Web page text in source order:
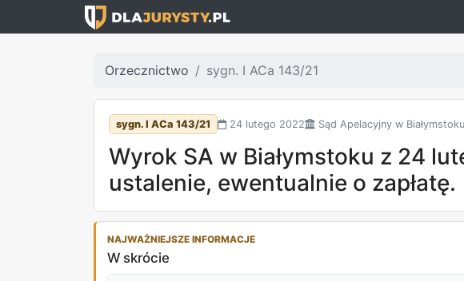
Orzecznictwo sygn. I ACa 143/21
sygn. I ACa 143/21 24 lutego 2022 Sąd Apelacyjny w Białymstoku
Wyrok SA w Białymstoku z 24
ustalenie, ewentualnie o zapłatę.
NAJWAŻNIEJSZE INFORMACJE
W skrócie